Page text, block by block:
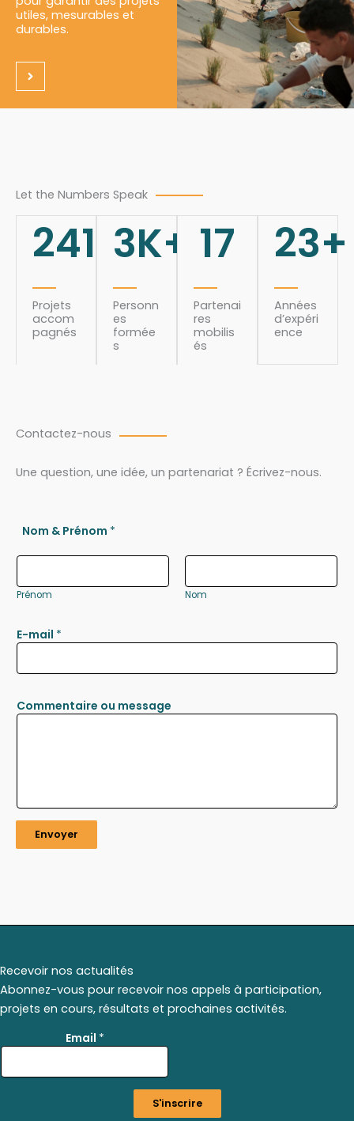
Let the Numbers Speak
utiles, mesurables et
durables.
241
Projets
accom
pagnés
3K+
Personn
es
formée
s
17
Partenai
res
mobilis
és
23+
Années
d’expéri
ence
Contactez-nous
Une question, une idée, un partenariat ? Écrivez-nous.
Nom & Prénom *
Prénom Nom
E-mail *
Commentaire ou message
Envoyer
Recevoir nos actualités
Abonnez-vous pour recevoir nos appels à participation,
projets en cours, résultats et prochaines activités.
l
E
Email *
S'inscrire